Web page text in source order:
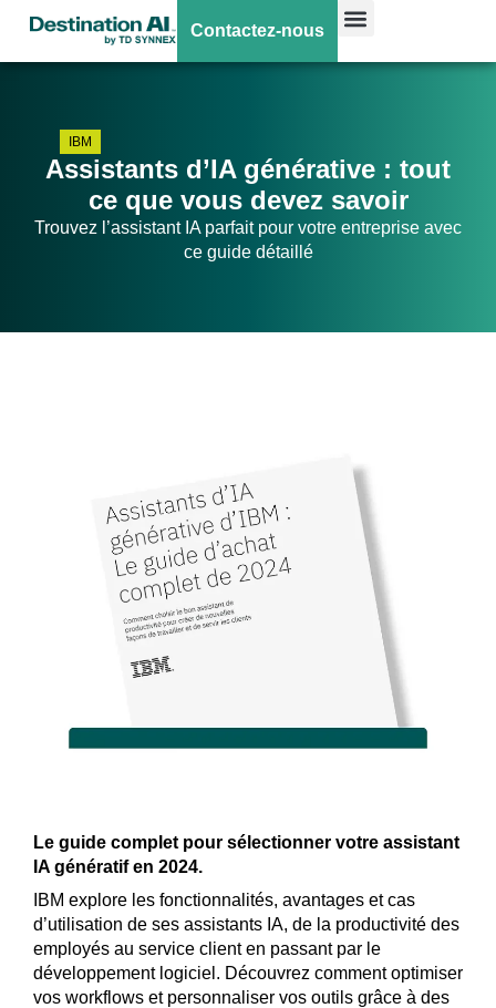
Contactez-nous
IBM
Assistants d’IA générative : tout
ce que vous devez savoir
Trouvez l’assistant IA parfait pour votre entreprise avec
ce guide détaillé
Le guide complet pour sélectionner votre assistant
IA génératif en 2024.
IBM explore les fonctionnalités, avantages et cas
d’utilisation de ses assistants IA, de la productivité des
employés au service client en passant par le
développement logiciel. Découvrez comment optimiser
vos workflows et personnaliser vos outils grâce à des